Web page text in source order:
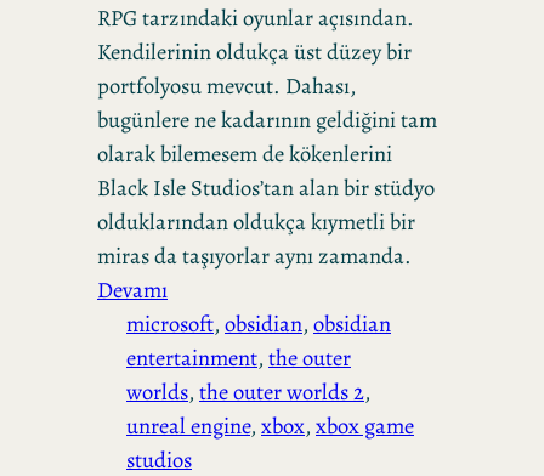
RPG tarzındaki oyunlar açısından.
Kendilerinin oldukça üst düzey bir
portfolyosu mevcut. Dahası,
bugünlere ne kadarının geldiğini tam
olarak bilemesem de kökenlerini
Black Isle Studios’tan alan bir stüdyo
olduklarından oldukça kıymetli bir
miras da taşıyorlar aynı zamanda.
Devamı
microsoft, obsidian, obsidian
entertainment, the outer
worlds, the outer worlds 2
unreal engine, xbox, xbox game
studios